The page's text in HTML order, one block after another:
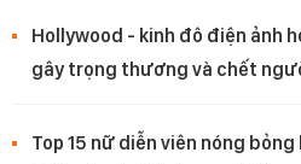
Hollywood - kinh đô điện ảnh
gây trọng thương và chết
Top 15 nữ diễn viên nóng